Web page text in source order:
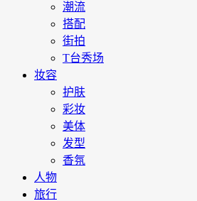
潮流
搭配
街拍
T台秀场
妆容
护肤
彩妆
美体
发型
香氛
人物
旅行